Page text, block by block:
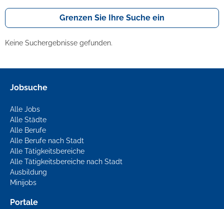
Grenzen Sie Ihre Suche ein
Keine Suchergebnisse gefunden.
Jobsuche
Alle Jobs
Alle Städte
Alle Berufe
Alle Berufe nach Stadt
Alle Tätigkeitsbereiche
Alle Tätigkeitsbereiche nach Stadt
Ausbildung
Minijobs
Portale